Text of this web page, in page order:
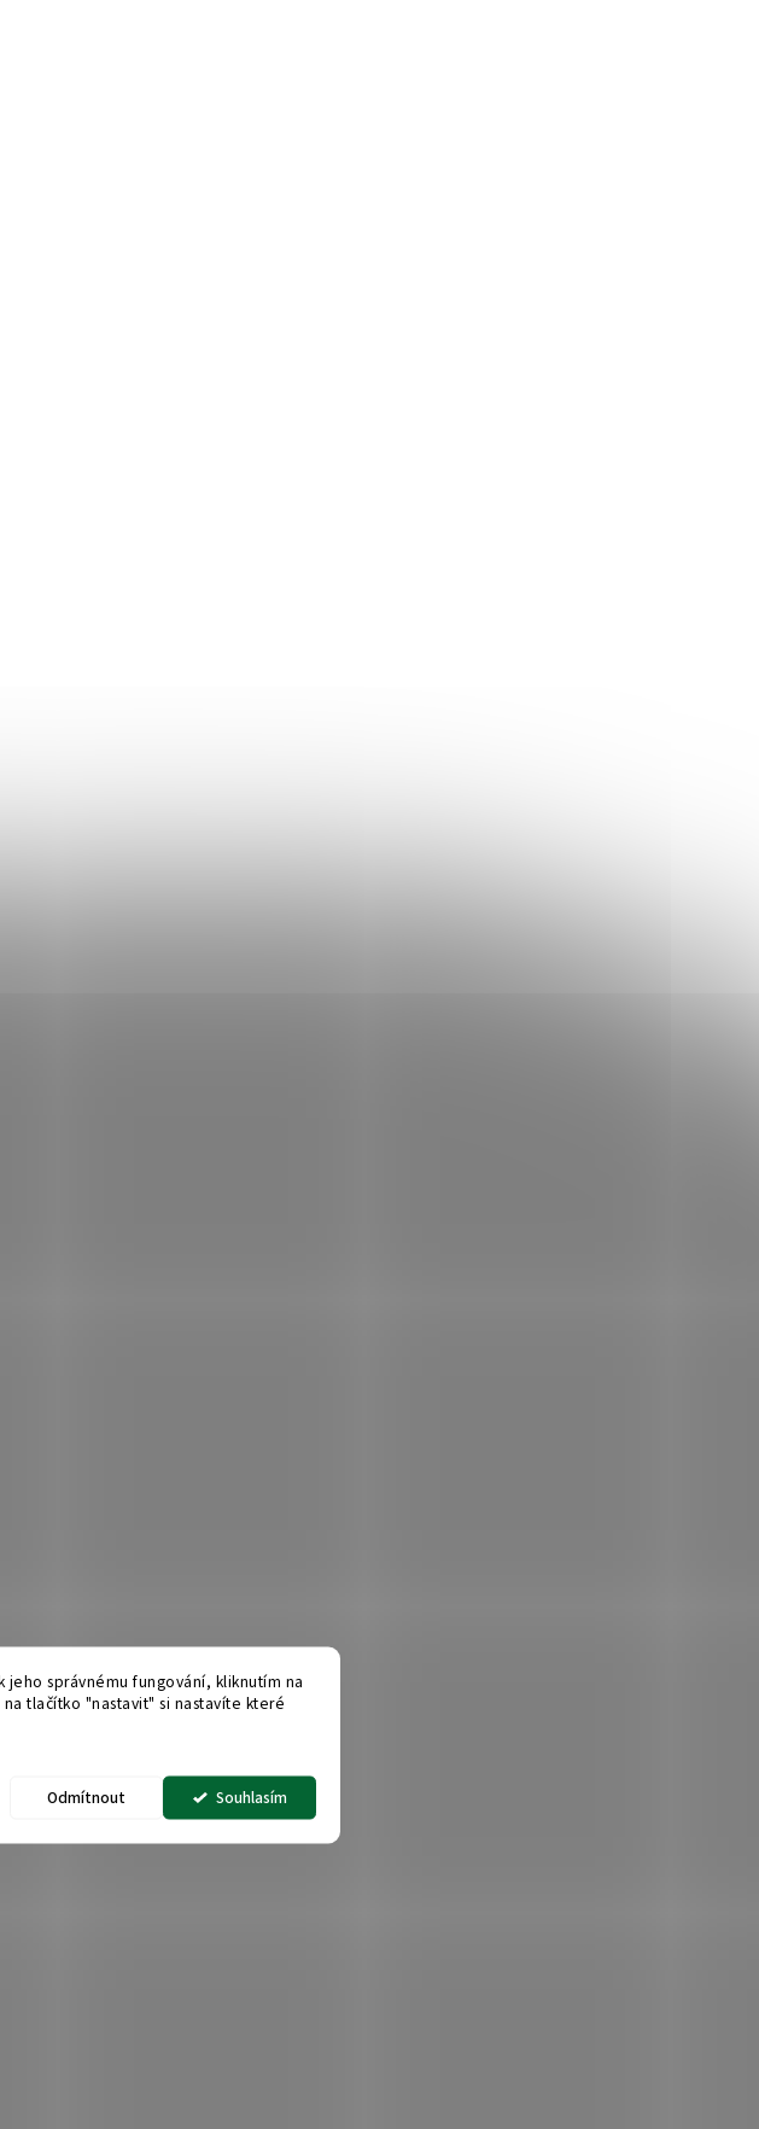
správnému fungování, kliknutím na
tlačítko "nastavit" si nastavíte které
Odmítnout Souhlasím